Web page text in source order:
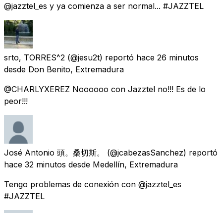
@jazztel_es y ya comienza a ser normal... #JAZZTEL
srto, TORRES^2 (@jesu2t) reportó hace 26 minutos
desde Don Benito, Extremadura
@CHARLYXEREZ Noooooo con Jazztel no!!! Es de lo
peor!!!
José Antonio 頭。桑切斯。
(@jcabezasSanchez) reportó
hace 32 minutos desde Medellín, Extremadura
Tengo problemas de conexión con @jazztel_es
#JAZZTEL